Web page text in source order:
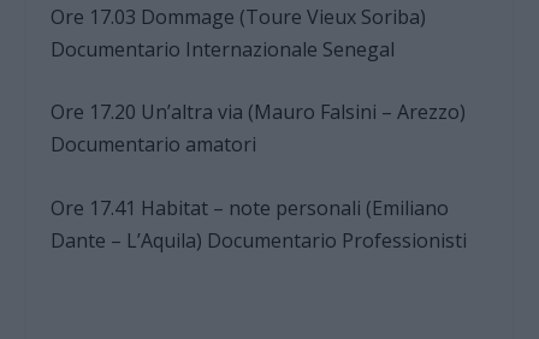
Ore 17.03 Dommage (Toure Vieux Soriba)
Documentario Internazionale Senegal
Ore 17.20 Un’altra via (Mauro Falsini – Arezzo)
Documentario amatori
Ore 17.41 Habitat – note personali (Emiliano
Dante – L’Aquila) Documentario Professionisti